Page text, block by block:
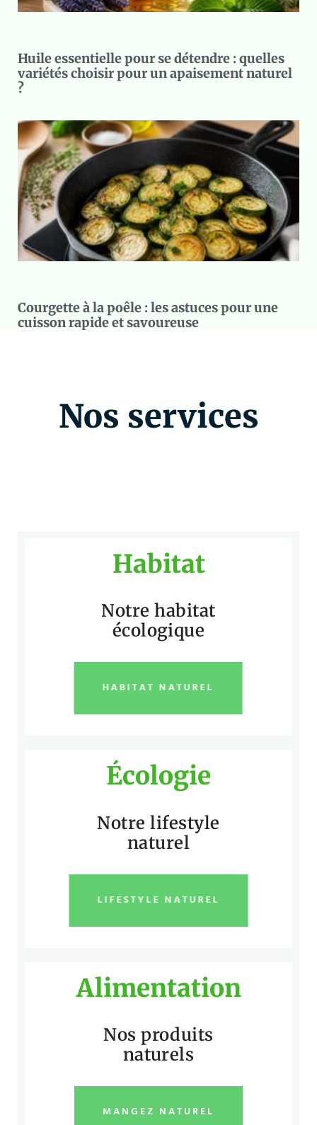
Huile essentielle pour se détendre : quelles
variétés choisir pour un apaisement naturel
?
Courgette à la poêle : les astuces pour une
cuisson rapide et savoureuse
Nos services
Habitat
Notre habitat
écologique
HABITAT NATUREL
Écologie
Notre lifestyle
naturel
LIFESTYLE NATUREL
Alimentation
Nos produits
naturels
MANGEZ NATUREL